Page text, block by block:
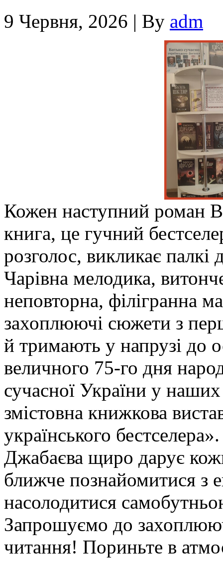
9 Червня, 2026 | By adm
Кожен наступний роман
книга, це гучний
розголос, викликає палкі
Чарівна мелодика,
неповторна, філігранна
захоплюючі сюжети з
й тримають у напрузі до
величного 75-го дня
сучасної України у наших
змістовна книжкова
українського
Джабаєва щиро дарує
ближче познайомитися з
насолодитися
Запрошуємо до
читання! Пориньте в